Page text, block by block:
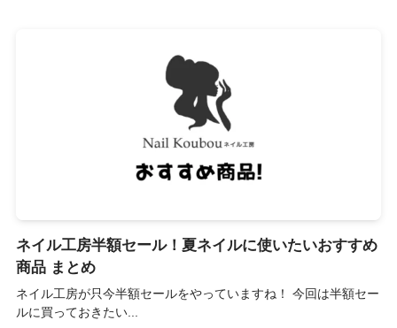
ネイル工房半額セール！夏ネイルに使いたいおすすめ
商品 まとめ
ネイル工房が只今半額セールをやっていますね！ 今回は半額セー
ルに買っておきたい...